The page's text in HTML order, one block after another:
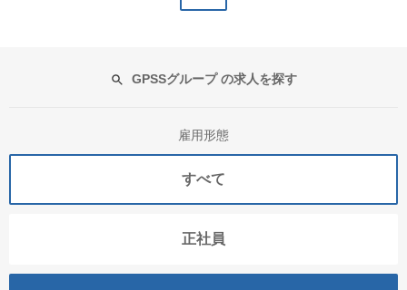
GPSSグループ の求人を探す
雇用形態
すべて
正社員